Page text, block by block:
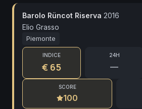
Barolo Rüncot Riserva 2016
Elio Grasso
Piemonte
INDICE
€ 65
24H
—
SCORE
100